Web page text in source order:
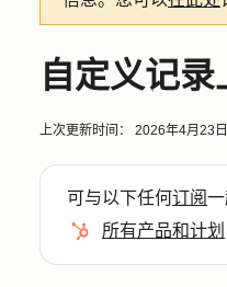
自定义记
上次更新时间： 2026年4月23日
可与以下任何订阅
所有产品和计划